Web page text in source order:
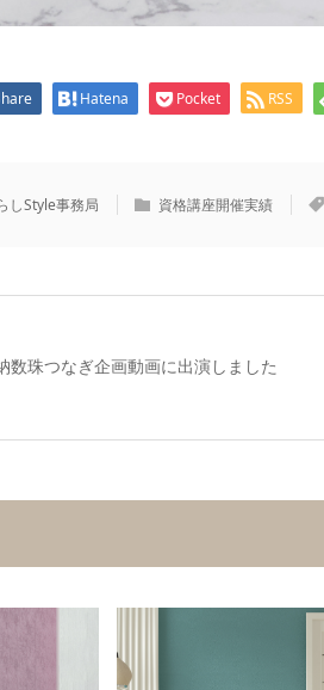
Hatena Pocket RSS
しStyle事務局 資格講座開催実績
数珠つなぎ企画動画に出演しました